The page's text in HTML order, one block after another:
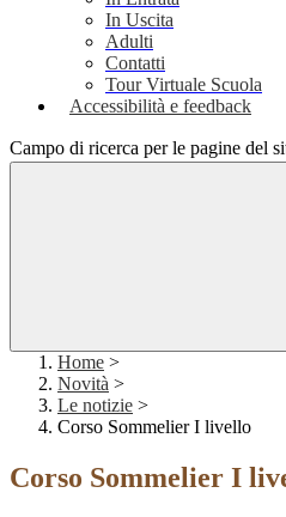
In Uscita
Adulti
Contatti
Tour Virtuale Scuola
Accessibilità e feedback
Campo di ricerca per le pagine del
Home >
Novità >
Le notizie >
Corso Sommelier I livello
Corso Sommelier I